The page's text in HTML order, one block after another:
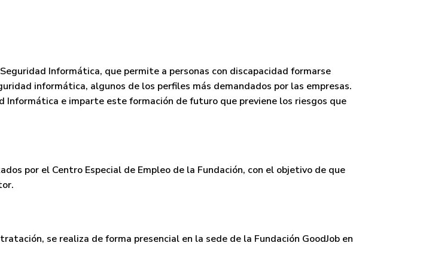
Informática, que permite a personas con discapacidad formarse
informática, algunos de los perfiles más demandados por las empresas.
Informática e imparte esteformación de futuro que previene los riesgos que
por el Centro Especial de Empleo de la Fundación, con el objetivo de que
, se realiza de forma presencial en la sede de la Fundación GoodJob en